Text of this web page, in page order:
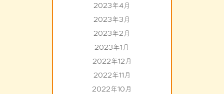
2023年4月
2023年3月
2023年2月
2023年1月
2022年12月
2022年11月
2022年10月